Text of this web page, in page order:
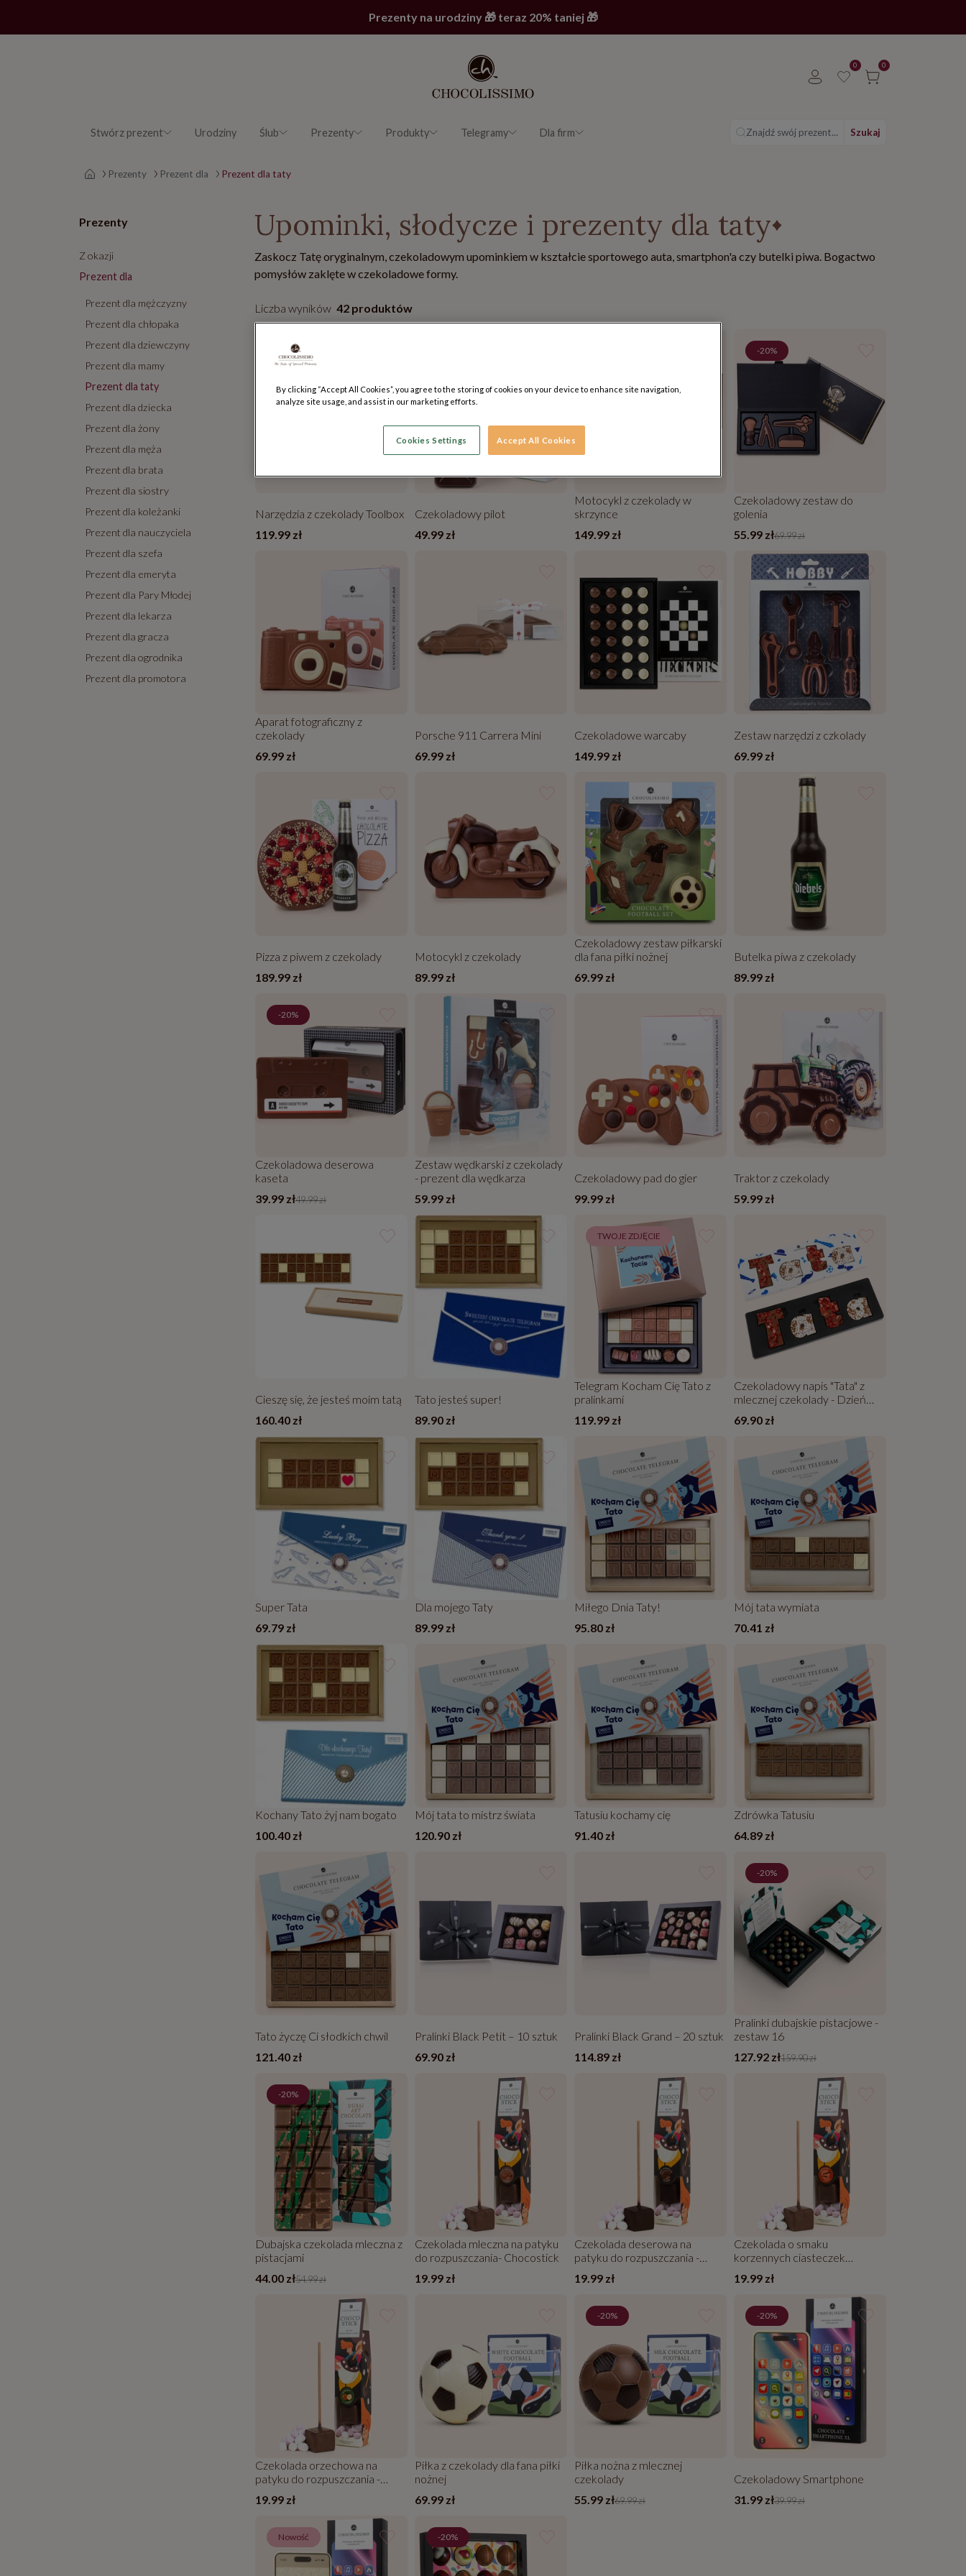
Prezenty na urodziny 🎁 teraz 20% taniej 🎁
0 0
Stwórz prezent Urodziny Ślub Prezenty Produkty Telegramy Dla firm Znajdź swój prezent... Szukaj
Strona główna
Prezenty Prezent dla Prezent dla taty
Prezenty
Z okazji
Prezent dla
Prezent dla mężczyzny
Prezent dla chłopaka
Prezent dla dziewczyny
Prezent dla mamy
Prezent dla taty
Prezent dla dziecka
Prezent dla żony
Prezent dla męża
Prezent dla brata
Prezent dla siostry
Prezent dla koleżanki
Prezent dla nauczyciela
Prezent dla szefa
Prezent dla emeryta
Prezent dla Pary Młodej
Prezent dla lekarza
Prezent dla gracza
Prezent dla ogrodnika
Prezent dla promotora
Upominki, słodycze i prezenty dla taty
Zaskocz Tatę oryginalnym, czekoladowym upominkiem w kształcie sportowego auta, smartphon'a czy butelki piwa. Bogactwo
pomysłów zaklęte w czekoladowe formy.
Liczba wyników 42 produktów
Narzędzia z czekolady Toolbox
119.99 zł
Czekoladowy pilot
49.99 zł
Motocykl z czekolady w
skrzynce
149.99 zł
-20%
Czekoladowy zestaw do
golenia
55.99 zł69.99 zł
Aparat fotograficzny z
czekolady
69.99 zł
Porsche 911 Carrera Mini
69.99 zł
Czekoladowe warcaby
149.99 zł
Zestaw narzędzi z czkolady
69.99 zł
Pizza z piwem z czekolady
189.99 zł
Motocykl z czekolady
89.99 zł
Czekoladowy zestaw piłkarski
dla fana piłki nożnej
69.99 zł
Butelka piwa z czekolady
89.99 zł
-20%
Czekoladowa deserowa
kaseta
39.99 zł49.99 zł
Zestaw wędkarski z czekolady
- prezent dla wędkarza
59.99 zł
Czekoladowy pad do gier
99.99 zł
Traktor z czekolady
59.99 zł
Cieszę się, że jesteś moim tatą
160.40 zł
Tato jesteś super!
89.90 zł
TWOJE ZDJĘCIE
Telegram Kocham Cię Tato z
pralinkami
119.99 zł
Czekoladowy napis "Tata" z
mlecznej czekolady - Dzień
69.90 zł
Super Tata
69.79 zł
Dla mojego Taty
89.99 zł
Miłego Dnia Taty!
95.80 zł
Mój tata wymiata
70.41 zł
Kochany Tato żyj nam bogato
100.40 zł
Mój tata to mistrz świata
120.90 zł
Tatusiu kochamy cię
91.40 zł
Zdrówka Tatusiu
64.89 zł
Tato życzę Ci słodkich chwil
121.40 zł
Pralinki Black Petit – 10 sztuk
69.90 zł
Pralinki Black Grand – 20 sztuk
114.89 zł
-20%
Pralinki dubajskie pistacjowe -
zestaw 16
127.92 zł159.90 zł
-20%
Dubajska czekolada mleczna z
pistacjami
44.00 zł54.99 zł
Czekolada mleczna na patyku
do rozpuszczania- Chocostick
19.99 zł
Czekolada deserowa na
patyku do rozpuszczania -
Chocostick
19.99 zł
Czekolada o smaku
korzennych ciasteczek
dorozpuszczania - Chocostick
Speculoos
19.99 zł
Czekolada orzechowa na
patyku do rozpuszczania -
Chocostick
19.99 zł
Piłka z czekolady dla fana piłki
nożnej
69.99 zł
-20%
Piłka nożna z mlecznej
czekolady
55.99 zł69.99 zł
-20%
Czekoladowy Smartphone
31.99 zł39.99 zł
Nowość -20%
By clicking “Accept All Cookies”, you agree to the storing of cookies on your device to enhance site navigation,
analyze site usage, and assist in our marketing efforts.
Cookies Settings Accept All Cookies